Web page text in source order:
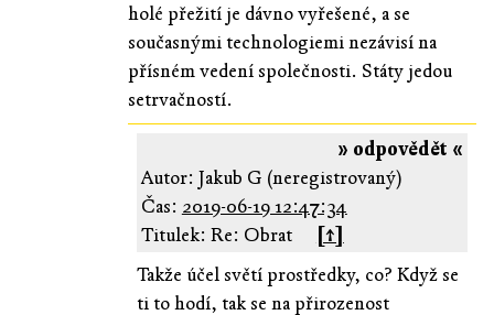
holé přežití je dávno vyřešené, a se
současnými technologiemi nezávisí na
přísném vedení společnosti. Státy jedou
setrvačností.
» odpovědět «
Autor: Jakub G (neregistrovaný)
Čas: 2019-06-19 12:47:34
Titulek: Re: Obrat
[↑]
Takže účel světí prostředky, co? Když se
ti to hodí, tak se na přirozenost